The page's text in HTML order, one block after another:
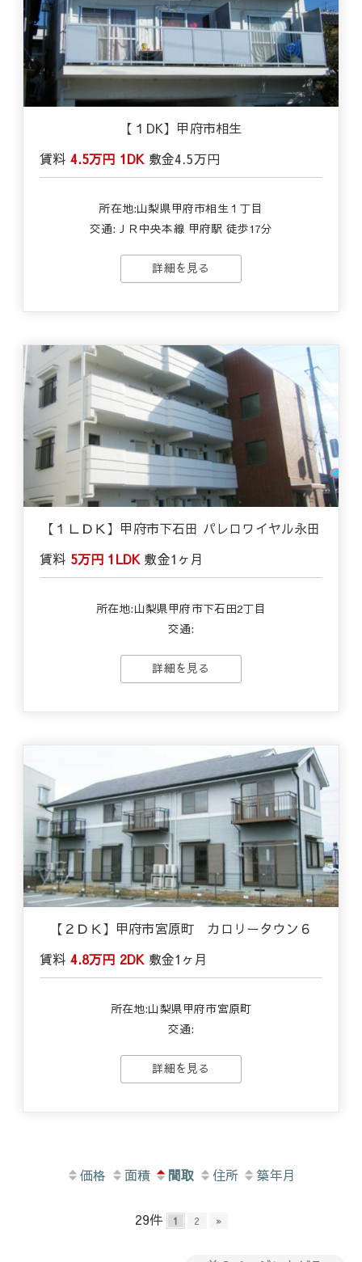
【１DK】甲府市相生
賃料 4.5万円 1DK 敷金4.5万円
所在地:山梨県甲府市相生１丁目
交通:ＪＲ中央本線 甲府駅 徒歩17分
詳細を見る
【１ＬＤＫ】甲府市下石田 パレロワイヤル永田
賃料 5万円 1LDK 敷金1ヶ月
所在地:山梨県甲府市下石田2丁目
交通:
詳細を見る
【２ＤＫ】甲府市宮原町 カロリータウン６
賃料 4.8万円 2DK 敷金1ヶ月
所在地:山梨県甲府市宮原町
交通:
詳細を見る
価格 面積 間取 住所 築年月
29件 1 2 »